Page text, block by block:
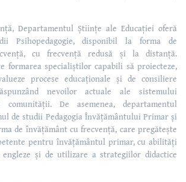
Departamentul Științe ale Educației oferă
Psihopedagogie, disponibil la forma de
cu frecvență redusă și la distanță.
formarea specialiștilor capabili să proiecteze,
procese educaționale și de consiliere
nevoilor actuale ale sistemului
De asemenea, departamentul
de studii Pedagogia Învățământului Primar și
de învățământ cu frecvență, care pregătește
pentru învățământul primar, cu abilități
și de utilizare a strategiilor didactice